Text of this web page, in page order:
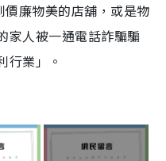
廉物美的店舖，或是物
家人被一通電話詐騙騙
行業」。